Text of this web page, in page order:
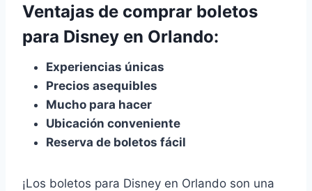
Ventajas de comprar boletos
para Disney en Orlando:
Experiencias únicas
Precios asequibles
Mucho para hacer
Ubicación conveniente
Reserva de boletos fácil
¡Los boletos para Disney en Orlando son una